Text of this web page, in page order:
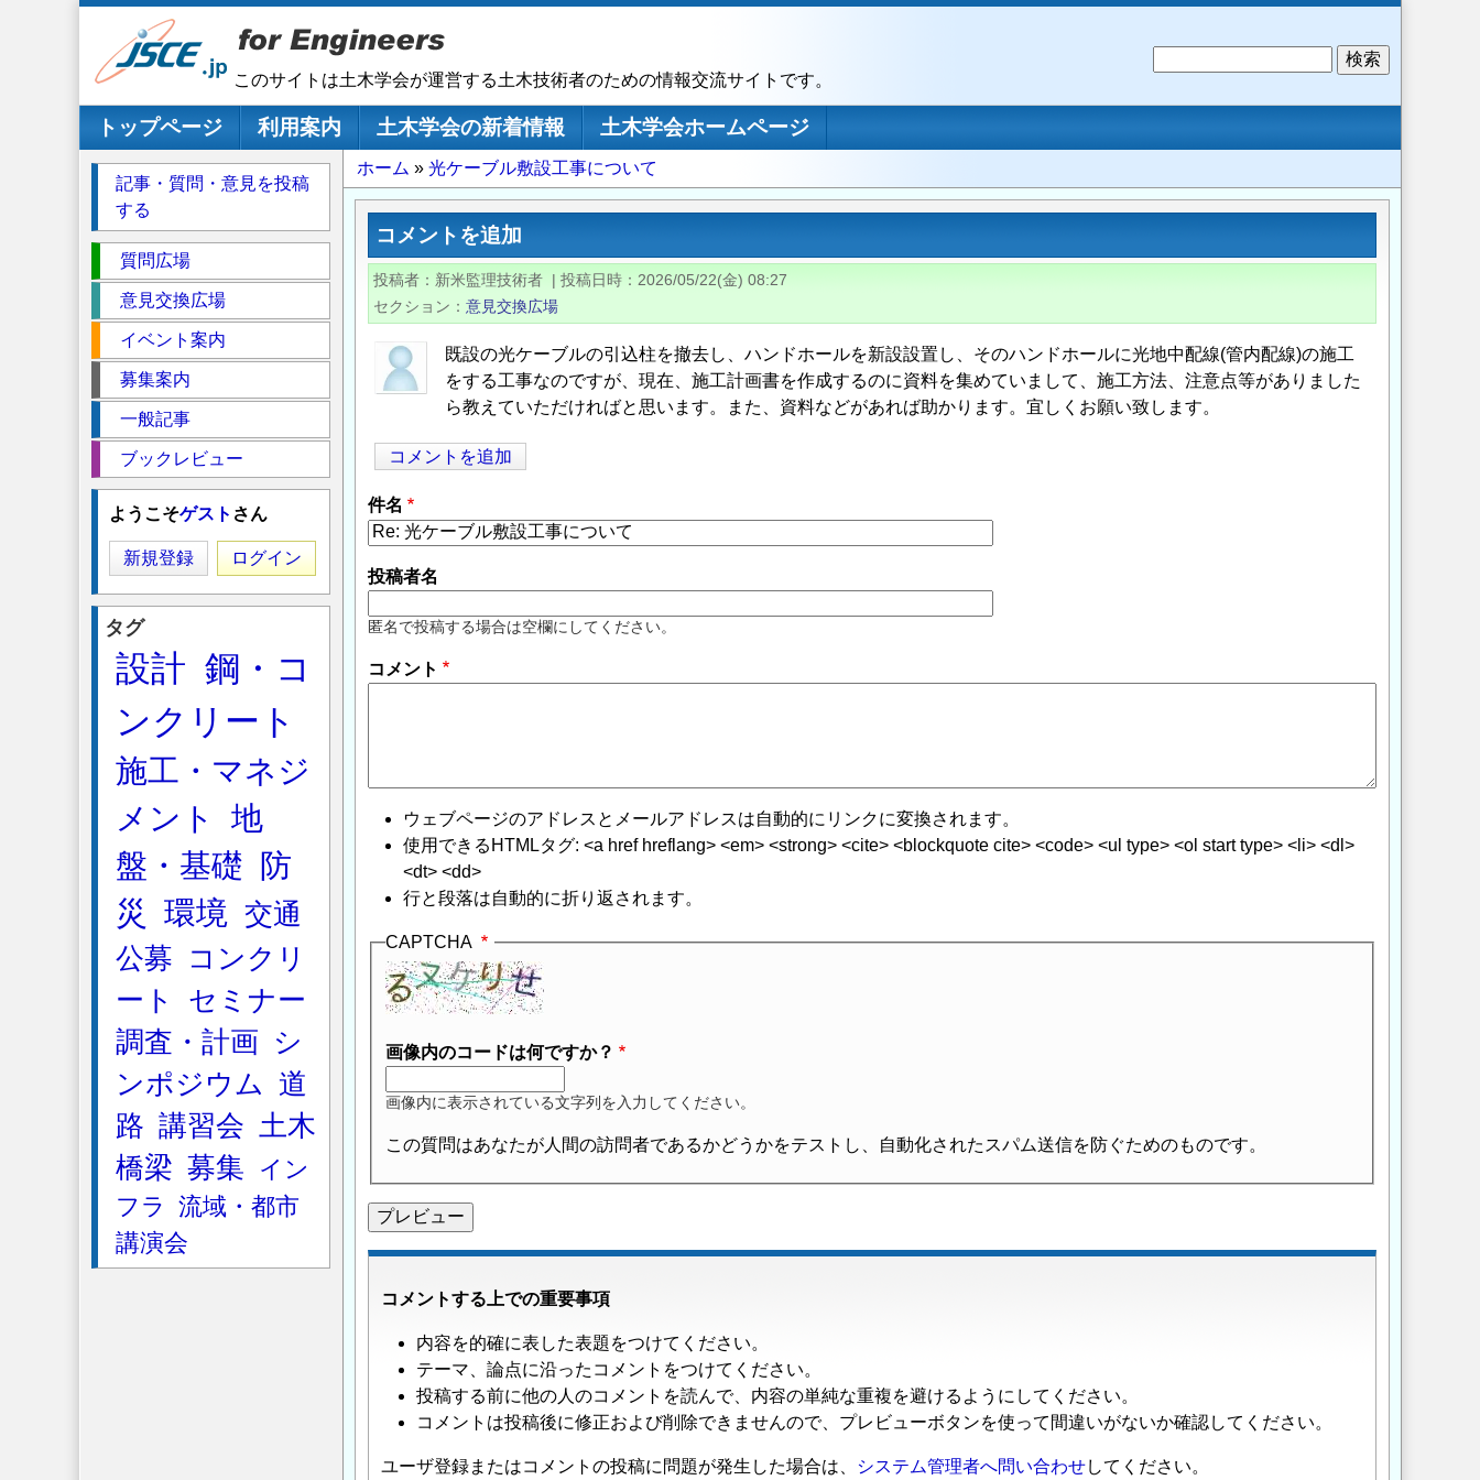
このサイトは土木学会が運営する土木技術者のための情報交流サイトです。
メインナビゲーション
トップページ 利用案内 土木学会の新着情報
土木学会ホームページ
パ
ン
ず
ホーム 光ケーブル敷設工事について
コメントを追加
投稿者 新米監理技術者 | 投稿日時
2026/05/22(金) 08:27
セクション
意見交換広場
既設の光ケーブルの引込柱を撤去し、ハンドホールを新設設置し、そのハンドホールに光地中配線(管内配線)の施工
をする工事なのですが、現在、施工計画書を作成するのに資料を集めていまして、施工方法、注意点等がありました
ら教えていただければと思います。また、資料などがあれば助かります。宜しくお願い致します。
コメントを追加
件名
投稿者名
匿名で投稿する場合は空欄にしてください。
コメント
ウェブページのアドレスとメールアドレスは自動的にリンクに変換されます。
使用できるHTMLタグ: <a href hreflang> <em> <strong> <cite> <blockquote cite> <code> <ul type> <ol start type> <li> <dl>
<dt> <dd>
行と段落は自動的に折り返されます。
CAPTCHA
画像内のコードは何ですか？
画像内に表示されている文字列を入力してください。
この質問はあなたが人間の訪問者であるかどうかをテストし、自動化されたスパム送信を防ぐためのものです。
コメントする上での重要事項
内容を的確に表した表題をつけてください。
テーマ、論点に沿ったコメントをつけてください。
投稿する前に他の人のコメントを読んで、内容の単純な重複を避けるようにしてください。
コメントは投稿後に修正および削除できませんので、プレビューボタンを使って間違いがないか確認してください。
ユーザ登録またはコメントの投稿に問題が発生した場合は、 システム管理者へ問い合わせしてください。
記事・質問・意見を投稿
する
ク
シ
質問広場
意見交換広場
イベント案内
募集案内
一般記事
ブックレビュー
ようこそゲスト さん
新規登録 ログイン
タグ
設計 鋼・コ
ンクリート
施工・マネジ
メント
地
盤・基礎
防
災
環境 交通
公募
コンクリ
ート
セミナー
調査・計画
シ
ンポジウム 道
路 講習会 土木
橋梁 募集
イン
フラ
流域・都市
講演会